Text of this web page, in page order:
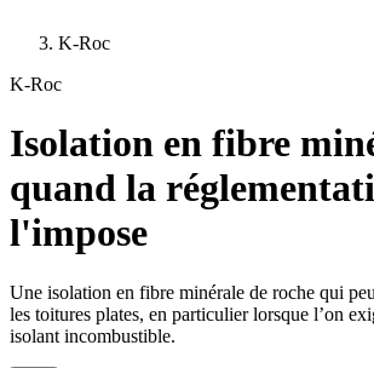
K-Roc
K-Roc
Isolation en fibre
quand la
l'impose
Une isolation en fibre minérale de roche qui
les toitures plates, en particulier lorsque l’on
isolant incombustible.